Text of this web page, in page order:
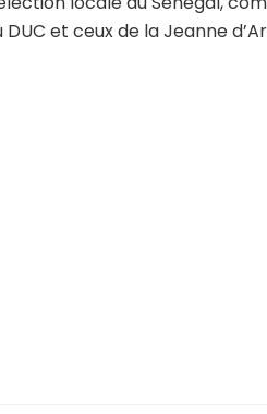
DUC et ceux de la Jeanne